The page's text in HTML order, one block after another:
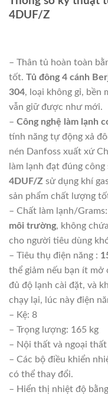
4DUF/Z
– Thân tủ hoàn toàn
tốt. Tủ đông 4 cánh
304, loại không gỉ, bền
vẫn giữ được như mới.
– Công nghệ làm lạnh
tính năng tự động xả
nén Danfoss xuất xứ
làm lạnh đạt đúng
4DUF/Z sử dụng khí
sản phẩm chất lượng
– Chất làm lạnh/
môi trường, không
cho người tiêu dùng
– Tiêu thụ điện năng :
thể giảm nếu bạn ít mở
đủ độ lạnh cài đặt, và
chạy lại, lúc này điện
– Kệ: 8
– Trọng lượng: 165 kg
– Nội thất và ngoại
– Các bộ điều khiển
có thể thay đổi.
– Hiển thị nhiệt độ